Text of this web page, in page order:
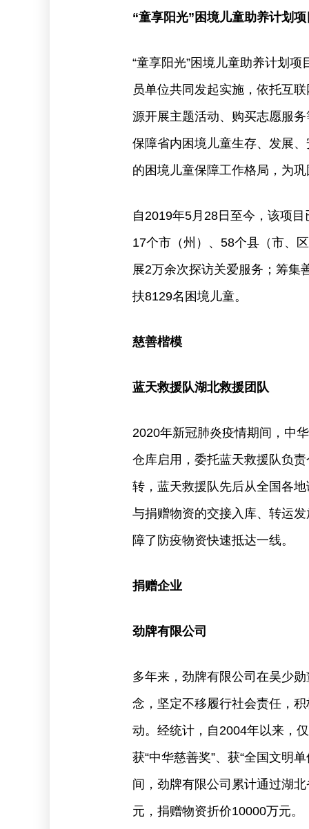
“童享阳光”困境儿童助养计划项
“童享阳光”困境儿童助养计划
员单位共同发起实施，依托互
源开展主题活动、购买志愿服
保障省内困境儿童生存、发展
的困境儿童保障工作格局，为
自2019年5月28日至今，该项
17个市（州）、58个县（市、
展2万余次探访关爱服务；筹集
扶8129名困境儿童。
慈善楷模
蓝天救援队湖北救援团队
2020年新冠肺炎疫情期间，中
仓库启用，委托蓝天救援队负
转，蓝天救援队先后从全国各
与捐赠物资的交接入库、转运
障了防疫物资快速抵达一线。
捐赠企业
劲牌有限公司
多年来，劲牌有限公司在吴少
念，坚定不移履行社会责任，
动。经统计，自2004年以来，
获“中华慈善奖”、获“全国文明
间，劲牌有限公司累计通过湖
元，捐赠物资折价10000万元。